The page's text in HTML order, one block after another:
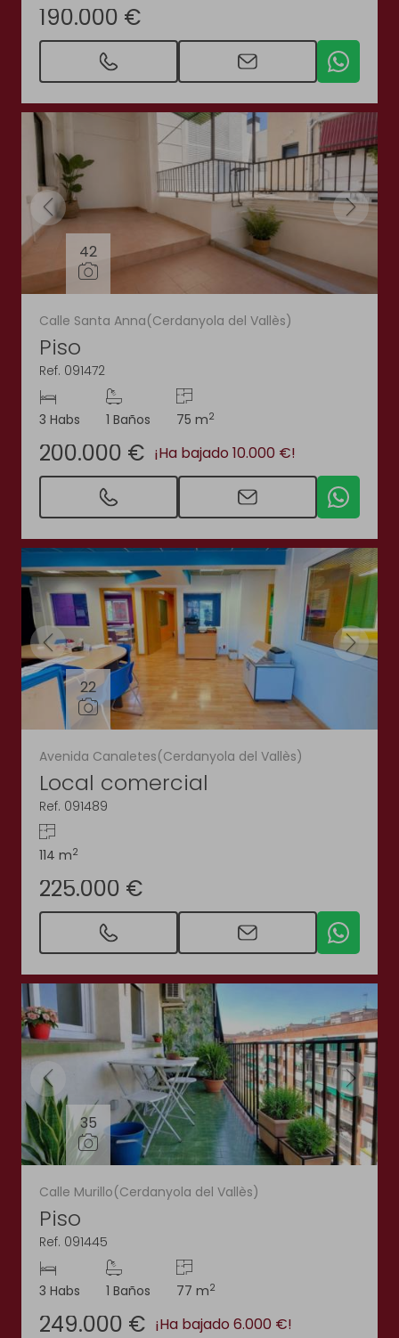
190.000 €
42
Calle Santa Anna(Cerdanyola del Vallès)
Piso
Ref. 091472
3 Habs 1 Baños 75 m2
200.000 € ¡Ha bajado 10.000 €!
22
Avenida Canaletes(Cerdanyola del Vallès)
Local comercial
Ref. 091489
114 m2
225.000 €
35
Calle Murillo(Cerdanyola del Vallès)
Piso
Ref. 091445
3 Habs 1 Baños 77 m2
249.000 € ¡Ha bajado 6.000 €!